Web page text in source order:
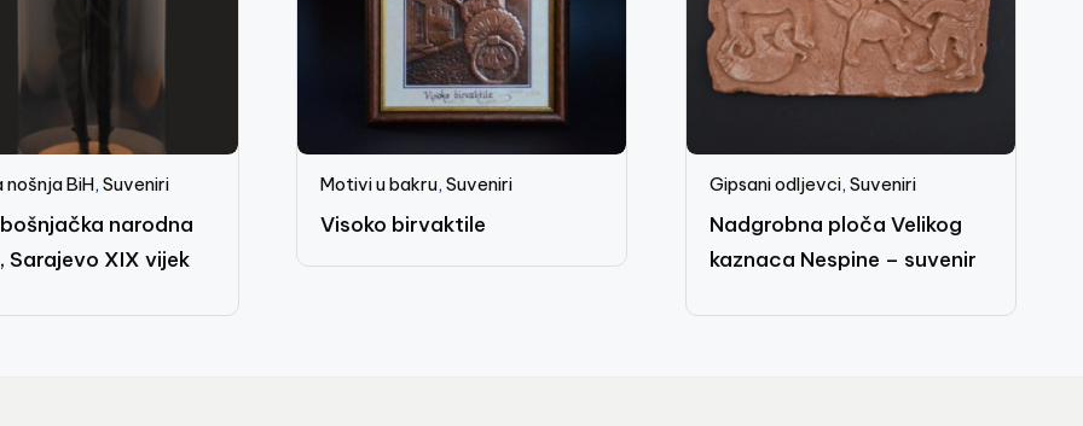
nošnja BiH, Suveniri
narodna
Sarajevo XIX vijek
Motivi u bakru,Suveniri
Visoko birvaktile
Gipsani odljevci, Suveniri
Nadgrobna ploča Velikog
kaznaca Nespine – suvenir